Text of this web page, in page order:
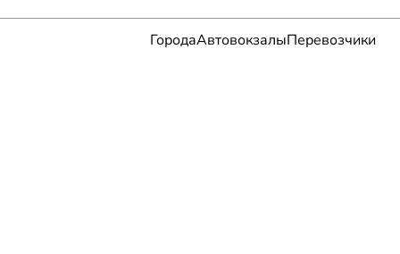
ГородаАвтовокзалыПеревозчики